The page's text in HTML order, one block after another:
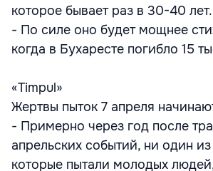
которое бывает раз в 30-40
- По силе оно будет мощнее
когда в Бухаресте погибло 15
«Timpul»
Жертвы пыток 7 апреля
- Примерно через год после
апрельских событий, ни один
которые пытали молодых